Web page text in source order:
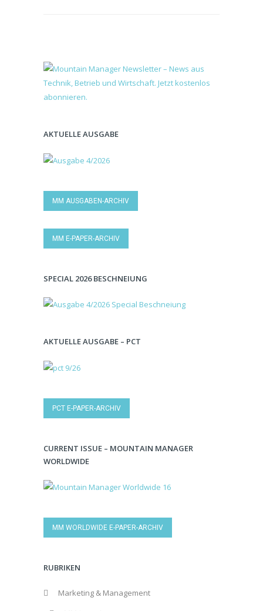
AKTUELLE AUSGABE
MM AUSGABEN-ARCHIV
MM E-PAPER-ARCHIV
SPECIAL 2026 BESCHNEIUNG
AKTUELLE AUSGABE – PCT
PCT E-PAPER-ARCHIV
CURRENT ISSUE – MOUNTAIN MANAGER
WORLDWIDE
MM WORLDWIDE E-PAPER-ARCHIV
RUBRIKEN
Marketing & Management